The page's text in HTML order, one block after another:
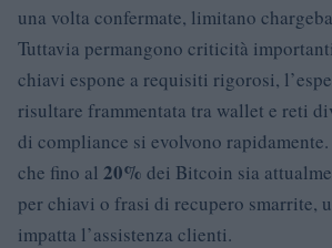
una volta confermate, limitano
Tuttavia permangono criticità
chiavi espone a requisiti rigorosi,
risultare frammentata tra wallet e reti
di compliance si evolvono
che fino al 20% dei Bitcoin sia
per chiavi o frasi di recupero smarrite,
impatta l’assistenza clienti.